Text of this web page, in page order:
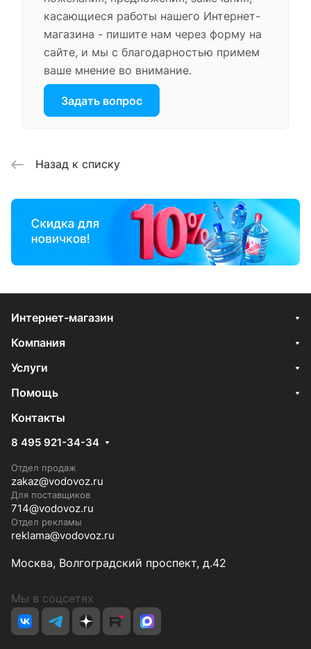
касающиеся работы нашего Интернет-
магазина - пишите нам через форму на
сайте, и мы с благодарностью примем
ваше мнение во внимание.
Задать вопрос
Назад к списку
Интернет-магазин
Компания
Услуги
Помощь
Контакты
8 495 921-34-34
Отдел продаж
zakaz@vodovoz.ru
Для поставщиков
714@vodovoz.ru
Отдел рекламы
reklama@vodovoz.ru
Москва, Волгоградский проспект, д.42
Мы в соцсетях